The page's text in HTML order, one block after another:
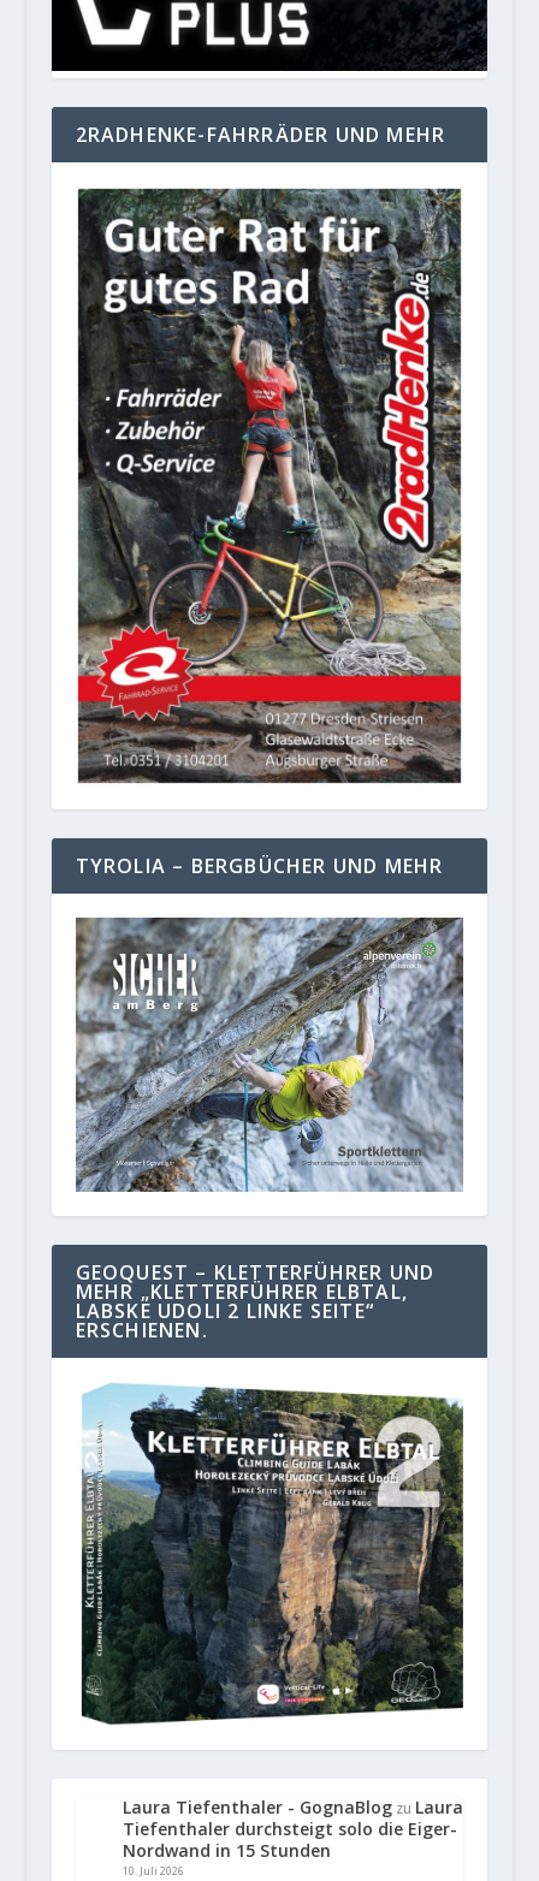
2RADHENKE-FAHRRÄDER UND MEHR
TYROLIA – BERGBÜCHER UND MEHR
GEOQUEST – KLETTERFÜHRER UND
MEHR „KLETTERFÜHRER ELBTAL,
LABSKE UDOLI 2 LINKE SEITE“
ERSCHIENEN.
Laura Tiefenthaler - GognaBlogzu Laura
Tiefenthaler durchsteigt solo die Eiger-
Nordwand in 15 Stunden
10. Juli 2026